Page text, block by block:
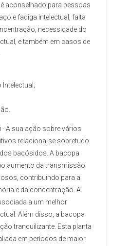
aconselhado para pessoas
e fadiga intelectual, falta
necessidade do
e também em casos de
Intelectual;
A sua ação sobre vários
relaciona-se sobretudo
bacósidos. A bacopa
aumento da transmissão
contribuindo para a
e da concentração. A
a um melhor
Além disso, a bacopa
tranquilizante. Esta planta
em períodos de maior